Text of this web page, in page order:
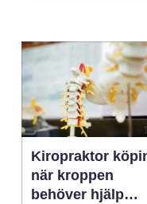
Kiropraktor
när kroppen
behöver hjälp